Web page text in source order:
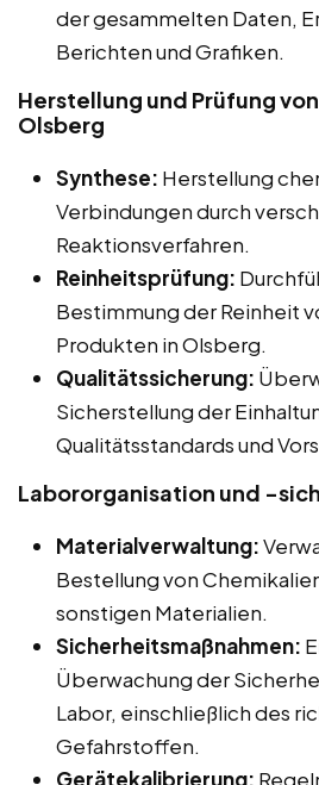
der gesammelten Daten,
Berichten und Grafiken.
Herstellung und Prüfung
Olsberg
Synthese: Herstellung
Verbindungen durch
Reaktionsverfahren.
Reinheitsprüfung:
Bestimmung der Reinheit
Produkten in Olsberg.
Qualitätssicherung:
Sicherstellung der
Qualitätsstandards und
Labororganisation und -
Materialverwaltung:
Bestellung von
sonstigen Materialien.
Sicherheitsmaßnahmen:
Überwachung der
Labor, einschließlich des
Gefahrstoffen.
Gerätekalibrierung: